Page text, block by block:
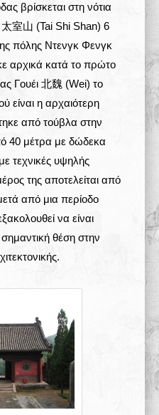
βρίσκεται στη νότια
室山 (Tai Shi Shan) 6
πόλης Ντενγκ Φενγκ
αρχικά κατά το πρώτο
Γουέι 北魏 (Wei) το
είναι η αρχαιότερη
από τούβλα στην
40 μέτρα με δώδεκα
τεχνικές υψηλής
της αποτελείται από
από μια περίοδο
να είναι
θέση στην